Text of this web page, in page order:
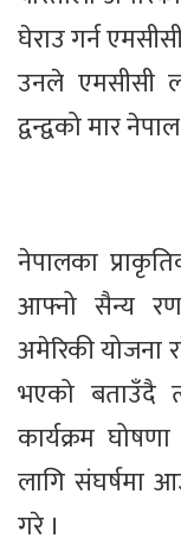
घेराउ गर्न
उनले एमसीसी
द्वन्द्वको मार
नेपालका
आफ्नो सैन्य
अमेरिकी योजना
भएको बताउँदै
कार्यक्रम
लागि संघर्षमा
गरे ।